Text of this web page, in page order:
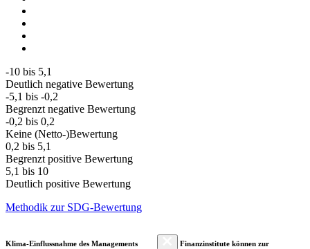
-10 bis 5,1
Deutlich negative Bewertung
-5,1 bis -0,2
Begrenzt negative Bewertung
-0,2 bis 0,2
Keine (Netto-)Bewertung
0,2 bis 5,1
Begrenzt positive Bewertung
5,1 bis 10
Deutlich positive Bewertung
Methodik zur SDG-Bewertung
Klima-Einflussnahme des Managements
Finanzinstitute können zur